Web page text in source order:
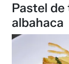
Pastel
albahaca